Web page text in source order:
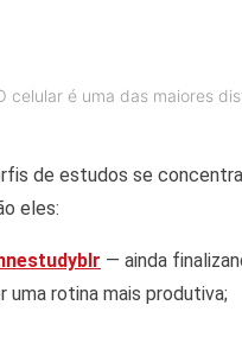
celular é uma das maiores
de estudos se
eles:
— ainda
uma rotina mais produtiva;